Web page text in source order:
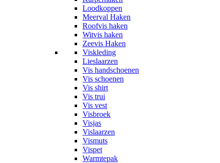
Loodkoppen
Meerval Haken
Roofvis haken
Witvis haken
Zeevis Haken
Viskleding
Lieslaarzen
Vis handschoenen
Vis schoenen
Vis shirt
Vis trui
Vis vest
Visbroek
Visjas
Vislaarzen
Vismuts
Vispet
Warmtepak